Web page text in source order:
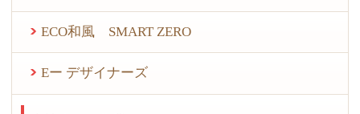
ECO和風 SMART ZERO
Eー デザイナーズ